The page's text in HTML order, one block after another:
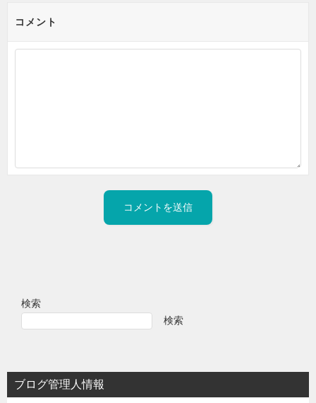
コメント
検索
検索
ブログ管理人情報